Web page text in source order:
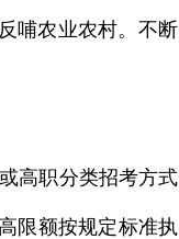
哺农业农村。不断
高职分类招考方式
限额按规定标准执